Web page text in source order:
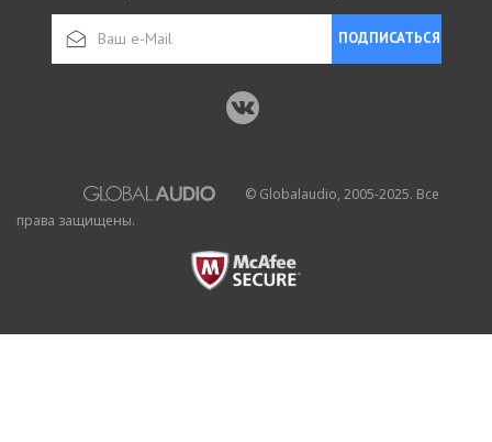
ПОДПИСАТЬСЯ
© Globalaudio, 2005-2025. Все
права защищены.